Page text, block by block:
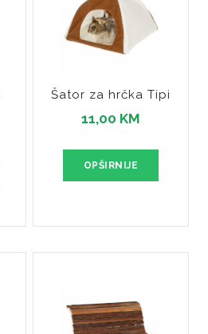
Šator za hrčka Tipi
11,00 KM
OPŠIRNIJE